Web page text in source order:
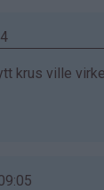
krus ville